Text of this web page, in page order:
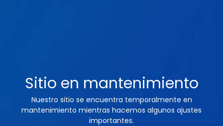
Sitio en mantenimiento
Nuestro sitio se encuentra temporalmente en
mantenimiento mientras hacemos algunos ajustes
importantes.